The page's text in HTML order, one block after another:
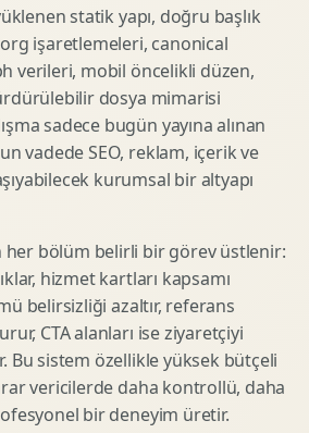
statik yapı, doğru başlık
işaretlemeleri, canonical
verileri, mobil öncelikli düzen,
dosya mimarisi
sadece bugün yayına alınan
vadede SEO, reklam, içerik ve
kurumsal bir altyapı
her bölüm belirli bir görev üstlenir:
hizmet kartları kapsamı
belirsizliği azaltır, referans
CTA alanları ise ziyaretçiyi
Bu sistem özellikle yüksek bütçeli
vericilerde daha kontrollü, daha
bir deneyim üretir.